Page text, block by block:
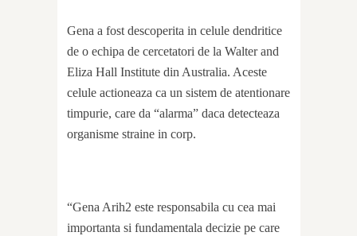
Gena a fost descoperita in celule dendritice
de o echipa de cercetatori de la Walter and
Eliza Hall Institute din Australia. Aceste
celule actioneaza ca un sistem de atentionare
timpurie, care da “alarma” daca detecteaza
organisme straine in corp.
“Gena Arih2 este responsabila cu cea mai
importanta si fundamentala decizie pe care